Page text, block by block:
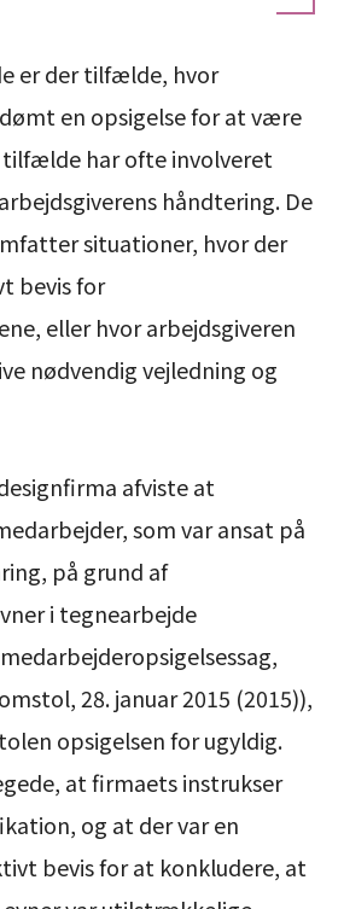
er der tilfælde, hvor
en opsigelse for at være
tilfælde har ofte involveret
håndtering. De
situationer, hvor der
bevis for
eller hvor arbejdsgiveren
nødvendig vejledning og
afviste at
som var ansat på
på grund af
i tegnearbejde
28. januar 2015 (2015)),
opsigelsen for ugyldig.
at firmaets instrukser
og at der var en
bevis for at konkludere, at